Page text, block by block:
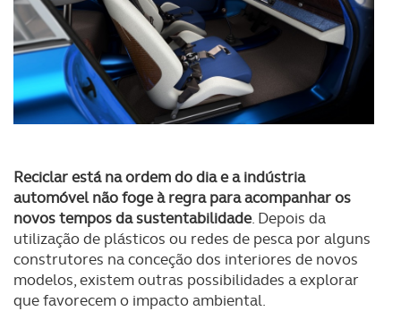
Reciclar está na ordem do dia e a indústria
automóvel não foge à regra para acompanhar os
novos tempos da sustentabilidade. Depois da
utilização de plásticos ou redes de pesca por alguns
construtores na conceção dos interiores de novos
modelos, existem outras possibilidades a explorar
que favorecem o impacto ambiental.